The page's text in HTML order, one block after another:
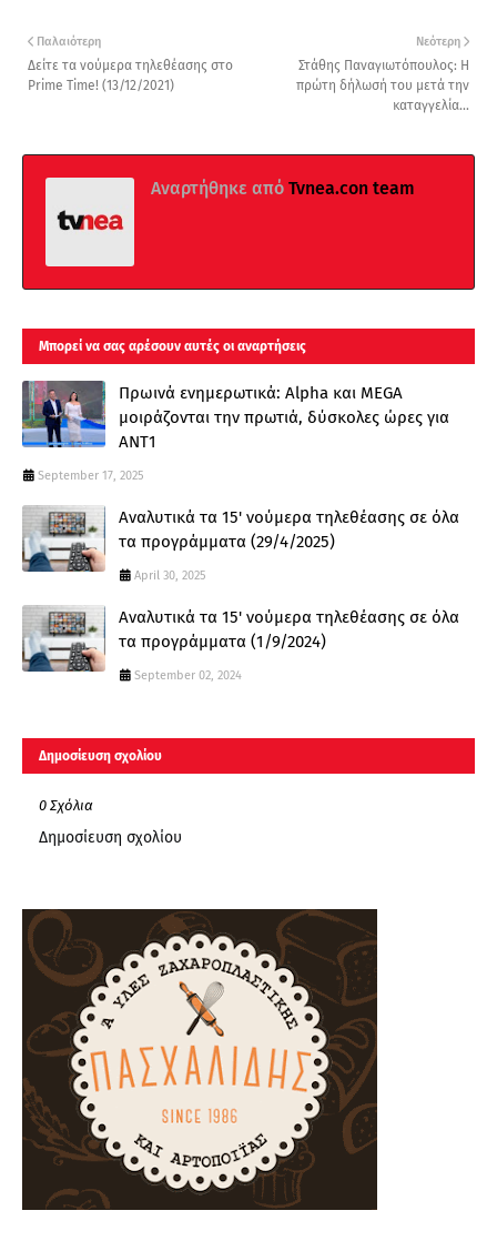
Νεότερη
Στάθης Παναγιωτόπουλος: Η
πρώτη δήλωσή του μετά την
καταγγελία...
Παλαιότερη
Δείτε τα νούμερα τηλεθέασης στo
Prime Time! (13/12/2021)
Αναρτήθηκε από Tvnea.con team
Μπορεί να σας αρέσουν αυτές οι αναρτήσεις
Πρωινά ενημερωτικά: Alpha και MEGA
μοιράζονται την πρωτιά, δύσκολες ώρες για
ΑΝΤ1
September 17, 2025
Αναλυτικά τα 15' νούμερα τηλεθέασης σε όλα
τα προγράμματα (29/4/2025)
April 30, 2025
Αναλυτικά τα 15' νούμερα τηλεθέασης σε όλα
τα προγράμματα (1/9/2024)
September 02, 2024
Δημοσίευση σχολίου
0 Σχόλια
Δημοσίευση σχολίου